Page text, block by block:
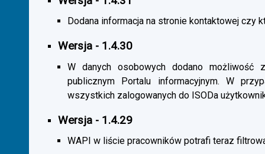
Dodana informacja na stronie kontaktowej czy
Wersja - 1.4.30
W danych osobowych dodano możliwość
publicznym Portalu informacyjnym. W
wszystkich zalogowanych do ISODa
Wersja - 1.4.29
WAPI w liście pracowników potrafi teraz